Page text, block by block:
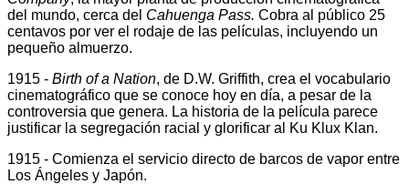
del mundo, cerca del Cahuenga Pass. Cobra al público 25
centavos por ver el rodaje de las películas, incluyendo un
pequeño almuerzo.
1915 - Birth of a Nation, de D.W. Griffith, crea el vocabulario
cinematográfico que se conoce hoy en día, a pesar de la
controversia que genera. La historia de la película parece
justificar la segregación racial y glorificar al Ku Klux Klan.
1915 - Comienza el servicio directo de barcos de vapor entre
Los Ángeles y Japón.